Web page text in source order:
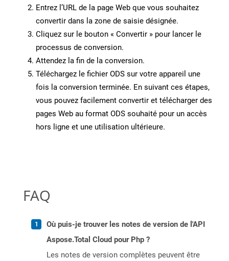
Entrez l’URL de la page Web que vous souhaitez
convertir dans la zone de saisie désignée.
Cliquez sur le bouton « Convertir » pour lancer le
processus de conversion.
Attendez la fin de la conversion.
Téléchargez le fichier ODS sur votre appareil une
fois la conversion terminée. En suivant ces étapes,
vous pouvez facilement convertir et télécharger des
pages Web au format ODS souhaité pour un accès
hors ligne et une utilisation ultérieure.
FAQ
Où puis-je trouver les notes de version de l'API
Aspose.Total Cloud pour Php ?
Les notes de version complètes peuvent être